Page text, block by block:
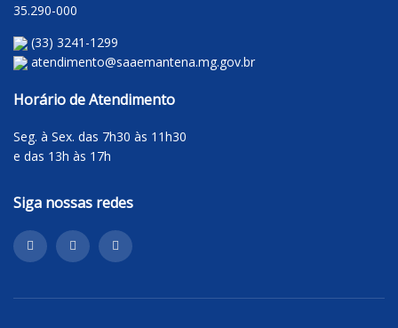
35.290-000
(33) 3241-1299
atendimento@saaemantena.mg.gov.br
Horário de Atendimento
Seg. à Sex. das 7h30 às 11h30
e das 13h às 17h
Siga nossas redes